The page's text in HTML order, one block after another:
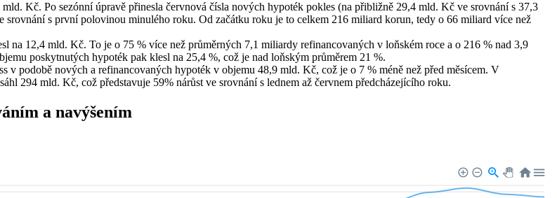
Kč. Po sezónní úpravě přinesla červnová čísla nových hypoték pokles (na přibližně 29,4 mld. Kč ve srovnání s 37,3
srovnání s první polovinou minulého roku. Od začátku roku je to celkem 216 miliard korun, tedy o 66 miliard více než
na 12,4 mld. Kč. To je o 75 % více než průměrných 7,1 miliardy refinancovaných v loňském roce a o 216 % nad 3,9
poskytnutých hypoték pak klesl na 25,4 %, což je nad loňským průměrem 21 %.
podobě nových a refinancovaných hypoték v objemu 48,9 mld. Kč, což je o 7 % méně než před měsícem. V
294 mld. Kč, což představuje 59% nárůst ve srovnání s lednem až červnem předcházejícího roku.
a navýšením